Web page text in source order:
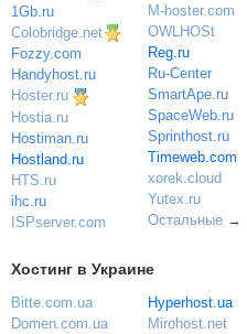
1Gb.ru
Colobridge.net
Fozzy.com
Handyhost.ru
Hoster.ru
Hostia.ru
Hostiman.ru
Hostland.ru
HTS.ru
ihc.ru
ISPserver.com
M-hoster.com
OWLHOSt
Reg.ru
Ru-Center
SmartApe.ru
SpaceWeb.ru
Sprinthost.ru
Timeweb.com
xorek.cloud
Yutex.ru
Остальные→
Хостинг в Украине
Bitte.com.ua
Domen.com.ua
Hyperhost.ua
Mirohost.net